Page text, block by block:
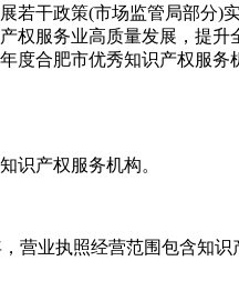
若干政策(市场监管局部分)
产权服务业高质量发展，提
度合肥市优秀知识产权服务
识产权服务机构。
营业执照经营范围包含知